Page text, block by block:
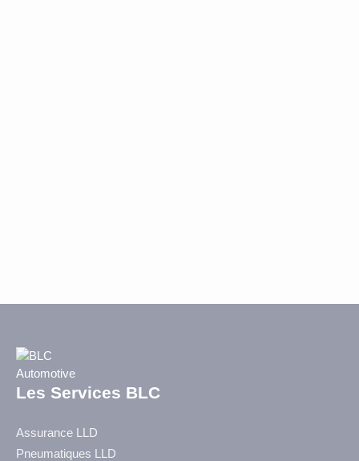
Les Services BLC
Assurance LLD
Pneumatiques LLD